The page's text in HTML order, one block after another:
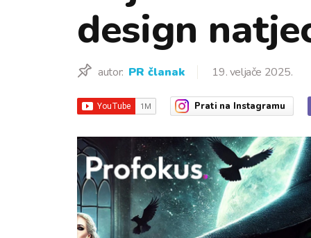
design
autor: PR članak 19. veljače 2025.
Prati na Instagramu